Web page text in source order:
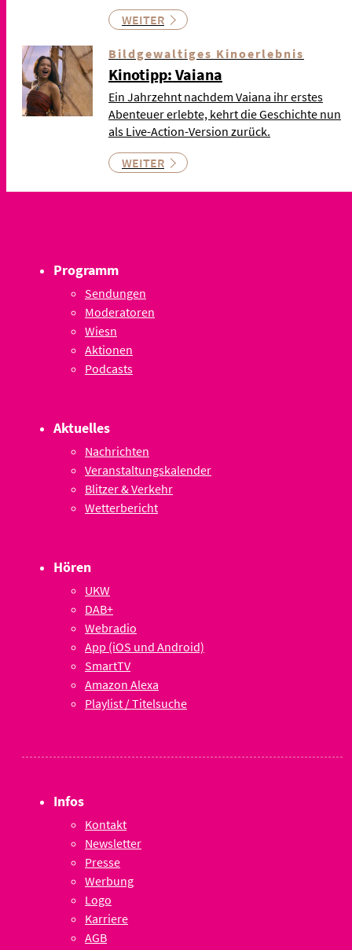
WEITER
Bildgewaltiges Kinoerlebnis
Kinotipp: Vaiana
Ein Jahrzehnt nachdem Vaiana ihr erstes
Abenteuer erlebte, kehrt die Geschichte nun
als Live-Action-Version zurück.
WEITER
Programm
Sendungen
Moderatoren
Wiesn
Aktionen
Podcasts
Aktuelles
Nachrichten
Veranstaltungskalender
Blitzer & Verkehr
Wetterbericht
Hören
UKW
DAB+
Webradio
App (iOS und Android)
SmartTV
Amazon Alexa
Playlist / Titelsuche
Infos
Kontakt
Newsletter
Presse
Werbung
Logo
Karriere
AGB